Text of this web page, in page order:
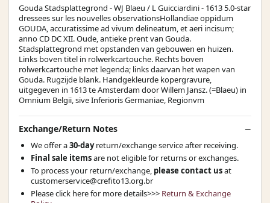
Gouda Stadsplattegrond - WJ Blaeu / L Guicciardini - 1613 5.0-star
dressees sur les nouvelles observationsHollandiae oppidum
GOUDA, accuratissime ad vivum delineatum, et aeri incisum;
anno CD DC XII. Oude, antieke prent van Gouda.
Stadsplattegrond met opstanden van gebouwen en huizen.
Links boven titel in rolwerkcartouche. Rechts boven
rolwerkcartouche met legenda; links daarvan het wapen van
Gouda. Rugzijde blank. Handgekleurde kopergravure,
uitgegeven in 1613 te Amsterdam door Willem Jansz. (=Blaeu) in
Omnium Belgii, sive Inferioris Germaniae, Regionvm
Exchange/Return Notes
We offer a30-dayreturn/exchange service after receiving.
Final sale itemsare not eligible for returns or exchanges.
To process your return/exchange, please contact usat
customerservice@crefito13.org.br
Please click here for more details>>> Return & Exchange